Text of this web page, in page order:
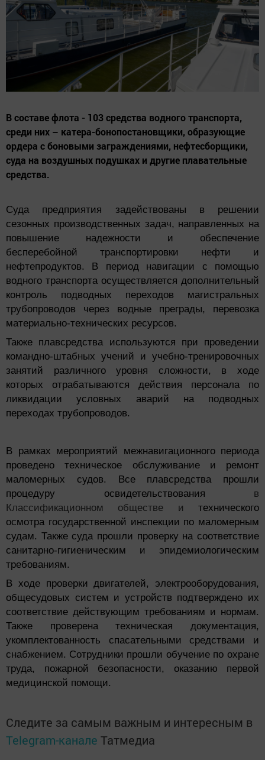
В составе флота - 103 средства водного транспорта,
среди них – катера-бонопостановщики, образующие
ордера с боновыми заграждениями, нефтесборщики,
суда на воздушных подушках и другие плавательные
средства.
Суда предприятия задействованы в решении
сезонных производственных задач, направленных на
повышение надежности и обеспечение
бесперебойной транспортировки нефти и
нефтепродуктов. В период навигации с помощью
водного транспорта осуществляется дополнительный
контроль подводных переходов магистральных
трубопроводов через водные преграды, перевозка
материально-технических ресурсов.
Также плавсредства используются при проведении
командно-штабных учений и учебно-тренировочных
занятий различного уровня сложности, в ходе
которых отрабатываются действия персонала по
ликвидации условных аварий на подводных
переходах трубопроводов.
В рамках мероприятий межнавигационного периода
проведено техническое обслуживание и ремонт
маломерных судов. Все плавсредства прошли
процедуру освидетельствования в
Классификационном обществе и технического
осмотра государственной инспекции по маломерным
судам. Также суда прошли проверку на соответствие
санитарно-гигиеническим и эпидемиологическим
требованиям.
В ходе проверки двигателей, электрооборудования,
общесудовых систем и устройств подтверждено их
соответствие действующим требованиям и нормам.
Также проверена техническая документация,
укомплектованность спасательными средствами и
снабжением. Сотрудники прошли обучение по охране
труда, пожарной безопасности, оказанию первой
медицинской помощи.
Следите за самым важным и интересным в
Telegram-канале Татмедиа